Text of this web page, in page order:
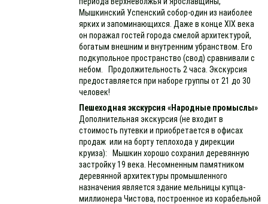
Мышкинский Успенский собор-один из наиболее
ярких и запоминающихся. Даже в конце XIX века
он поражал гостей города смелой архитектурой,
богатым внешним и внутренним убранством. Его
подкупольное пространство (свод) сравнивали с
небом. Продолжительность 2 часа. Экскурсия
предоставляется при наборе группы от 21 до 30
человек!
Пешеходная экскурсия «Народные промыслы»
Дополнительная экскурсия (не входит в
стоимость путевки и приобретается в офисах
продаж или на борту теплохода у дирекции
круиза): Мышкин хорошо сохранил деревянную
застройку 19 века. Несомненным памятником
деревянной архитектуры промышленного
назначения является здание мельницы купца-
миллионера Чистова, построенное из корабельной